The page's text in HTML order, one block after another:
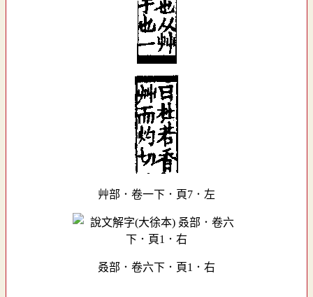
艸部．卷一下．頁7．左
叒部．卷六下．頁1．右